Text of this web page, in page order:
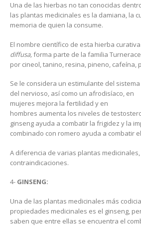
Una de las hierbas no tan conocidas
las plantas medicinales es la damiana, la
memoria de quien la consume.
El nombre científico de esta hierba
diffusa,forma parte de la familia
por cineol, tanino, resina, pineno, cafeína,
Se le considera un estimulante del
del nervioso, así como un afrodisíaco, en
mujeres mejora la fertilidad y en
hombres aumenta los niveles de
ginseng ayuda a combatir la frigidez y la
combinado con romero ayuda a combatir
A diferencia de varias plantas
contraindicaciones.
4- GINSENG:
Una de las plantas medicinales más
propiedades medicinales es el ginseng,
saben que entre ellas se encuentra el